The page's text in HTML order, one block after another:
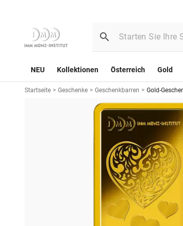
NEU Kollektionen Österreich Gold
Startseite > Geschenke > Geschenkbarren > Gold-